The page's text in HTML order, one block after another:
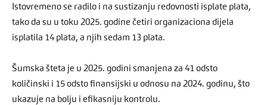
Istovremeno se radilo i na sustizanju redovnosti isplate plata,
tako da su u toku 2025. godine četiri organizaciona dijela
isplatila 14 plata, a njih sedam 13 plata.
Šumska šteta je u 2025. godini smanjena za 41 odsto
količinski i 15 odsto finansijski u odnosu na 2024. godinu, što
ukazuje na bolju i efikasniju kontrolu.